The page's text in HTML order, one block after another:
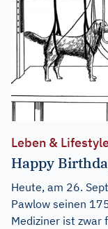
Leben &
Happy
Heute, am 26.
Pawlow seinen
Mediziner ist zwar